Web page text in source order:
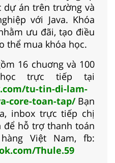
dự án trên trường và
với Java. Khóa
ưu đãi, tạo điều
thể mua khóa học.
16 chuơng và 100
trực tiếp tại
tu-tin-di-lam-
core-toan-tap/Bạn
inbox trực tiếp chị
để hỗ trợ thanh toán
Việt Nam, fb:
Thule.59